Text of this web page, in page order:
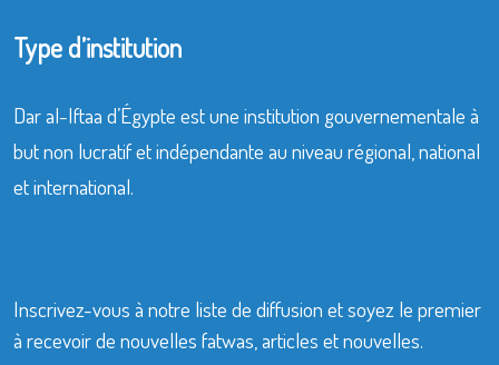
Type d’institution
Dar al-Iftaa d’Égypte est une institution gouvernementale à
but non lucratif et indépendante au niveau régional, national
et international.
Inscrivez-vous à notre liste de diffusion et soyez le premier
à recevoir de nouvelles fatwas, articles et nouvelles.